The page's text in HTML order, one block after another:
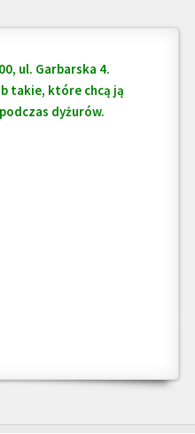
ul. Garbarska 4.
takie, które chcą ją
dyżurów.